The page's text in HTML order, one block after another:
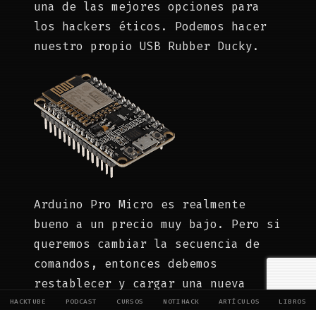
HACKTUBE PODCAST CURSOS NOTIHACK ARTÍCULOS LIBROS
una de las mejores opciones para
los hackers éticos. Podemos hacer
nuestro propio USB Rubber Ducky.
Arduino Pro Micro es realmente
bueno a un precio muy bajo. Pero si
queremos cambiar la secuencia de
comandos, entonces debemos
restablecer y cargar una nueva
secuencia de comandos en él desde